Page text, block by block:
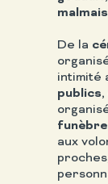
De la
intimité
publics,
aux